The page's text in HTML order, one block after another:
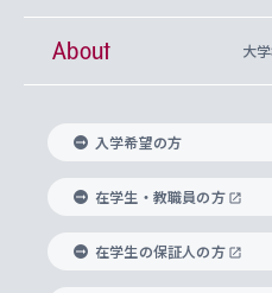
総合人間科学部
経済学部
外国語学部
基盤教育センター
キリスト教人間学
身体知
思考と表現
上智大学の語学教育
言語教育研究センタ
上智大学のグローバ
グローバル教育セン
上智大学で学ぶ
学びのサポート
大学院
中世思想研究所
国際言語情報研究所
グローバル・コンサ
産官学連携
知的財産
研究支援制度
重点領域研究・自由
研究活動に関する法
課外活動
課外教育プログラム
ボランティア活動
グローバルな学びの
学生の相談窓口
心身の健康相談
キャリア形成サポート
上智大学で取得できる
入れの方針）
科目等履修生
研究生・外国人特別
About 大
理事長・学長メッセ
学長・副学長紹介
上智大学の精神
上智大学の理念
グローバルエンゲージ
入学希望の方
在学生・教職員の方
在学生の保証人の方